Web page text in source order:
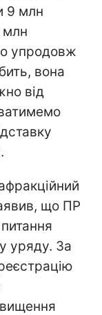
9 млн
млн
упродовж
вона
від
що ПР
уряду. За